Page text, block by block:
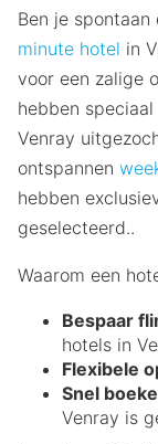
Ben je spontaan
minute hotel in
voor een zalige
hebben
Venray
ontspannen
hebben
geselecteerd..
Waarom een
Bespaar
hotels in
Flexibele
Snel
Venray is